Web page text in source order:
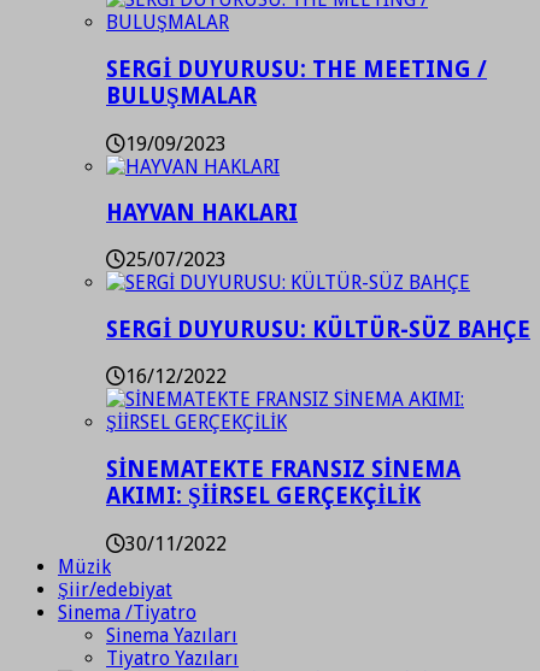
SERGİ DUYURUSU: THE MEETING /
BULUŞMALAR
19/09/2023
HAYVAN HAKLARI
25/07/2023
SERGİ DUYURUSU: KÜLTÜR-SÜZ BAHÇE
16/12/2022
SİNEMATEKTE FRANSIZ SİNEMA
AKIMI: ŞİİRSEL GERÇEKÇİLİK
30/11/2022
Müzik
Şiir/edebiyat
Sinema /Tiyatro
Sinema Yazıları
Tiyatro Yazıları